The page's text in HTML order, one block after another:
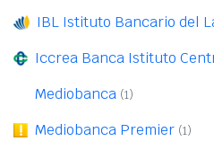
IBL Istituto Bancario del
Iccrea Banca Istituto
Mediobanca (1)
Mediobanca Premier (1)